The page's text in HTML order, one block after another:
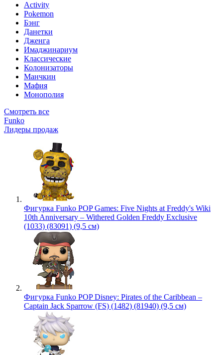
Activity
Pokemon
Бэнг
Данетки
Дженга
Имаджинариум
Классические
Колонизаторы
Манчкин
Мафия
Монополия
Смотреть все
Funko
Лидеры продаж
Фигурка Funko POP Games: Five Nights at Freddy's Wiki
10th Anniversary – Withered Golden Freddy Exclusive
(1033) (83091) (9,5 см)
Фигурка Funko POP Disney: Pirates of the Caribbean –
Captain Jack Sparrow (FS) (1482) (81940) (9,5 см)